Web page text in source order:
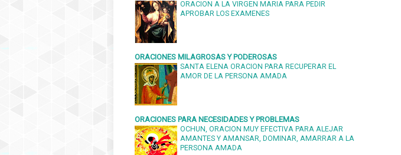
ORACION A LA VIRGEN MARIA PARA PEDIR
APROBAR LOS EXAMENES
ORACIONES MILAGROSAS Y PODEROSAS
SANTA ELENA ORACION PARA RECUPERAR EL
AMOR DE LA PERSONA AMADA
ORACIONES PARA NECESIDADES Y PROBLEMAS
OCHUN, ORACION MUY EFECTIVA PARA ALEJAR
AMANTES Y AMANSAR, DOMINAR, AMARRAR A LA
PERSONA AMADA